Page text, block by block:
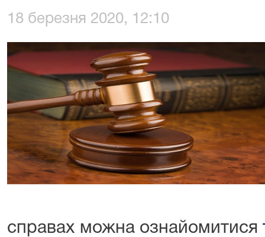
18 березня 2020, 12:10
справах можна ознайомитися